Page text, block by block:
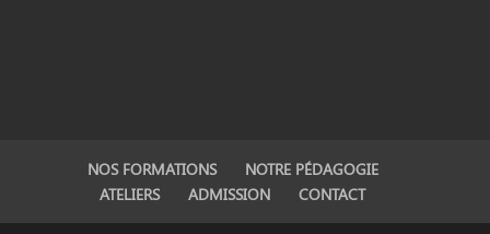
NOS FORMATIONS
NOTRE PÉDAGOGIE
ATELIERS
ADMISSION CONTACT